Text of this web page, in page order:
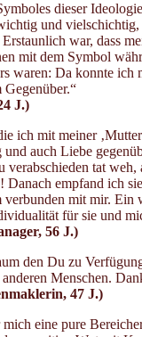
dieser
und
war, dass
mit dem Symbol
waren: Da konnte ich
J.)
ich mit meiner
und auch Liebe
verabschieden tat weh,
empfand ich
mit mir. Ein
für sie und
56 J.)
den Du zu
Menschen.
, 47 J.)
eine pure